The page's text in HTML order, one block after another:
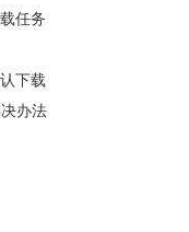
数更改为“32”，点击保
任务
下载
办法